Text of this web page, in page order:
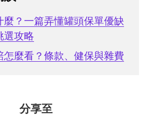
麼？一篇弄懂罐頭保單優缺
選攻略
怎麼看？條款、健保與雜費
分享至